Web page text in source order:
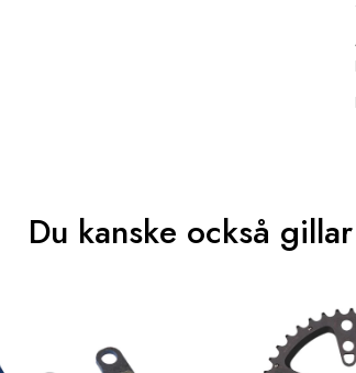
Du kanske också gillar